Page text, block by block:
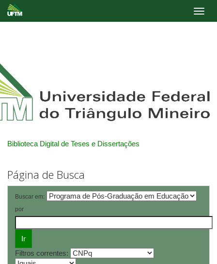
Biblioteca Digital de Teses e Dissertações
Página de Busca
Buscar em:
por
Filtros correntes: